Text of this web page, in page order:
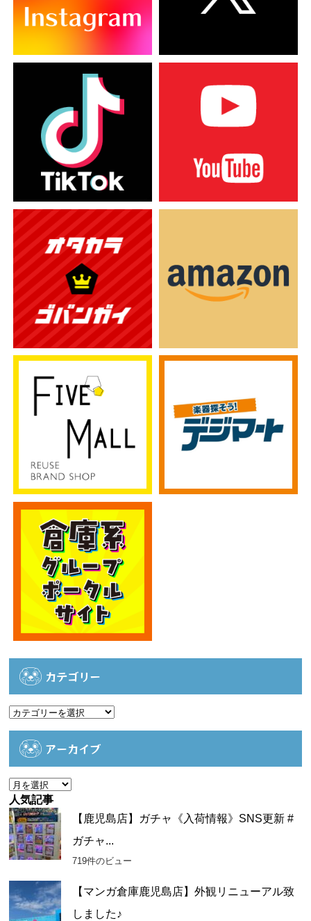
カテゴリー
カ
アーカイブ
ア
ー
カ
イ
ブ
人気記事
【鹿児島店】ガチャ《入荷情報》SNS更新 #
ガチャ...
719件のビュー
【マンガ倉庫鹿児島店】外観リニューアル致
しました♪